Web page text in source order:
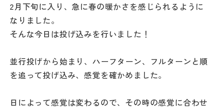
NettyLandかわら版
お問い合わせ
個人情報保護方針
2月下旬に入り、急に春の暖かさを感じられるように
なりました。
そんな今日は投げ込みを行いました！
並行投げから始まり、ハーフターン、フルターンと順
を追って投げ込み、感覚を確かめました。
日によって感覚は変わるので、その時の感覚に合わせ